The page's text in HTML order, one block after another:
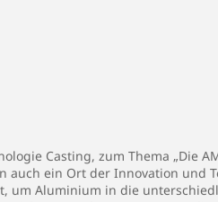
Casting, zum Thema „Die
auch ein Ort der Innovation und
um Aluminium in die